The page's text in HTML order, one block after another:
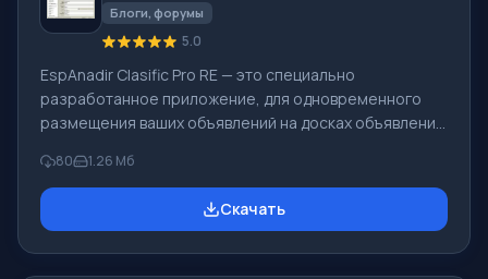
программуБлоги, форумы
5.0
EspAnadir Clasific Pro RE — это специально
разработанное приложение, для одновременного
размещения ваших объявлений на досках объявлений.
объявлений на огромном количестве досок. С
помощью приложения вы с легкостью сможете
добавить любое число досок в свою базу дынных.
80 1.26 Мб
Скачать